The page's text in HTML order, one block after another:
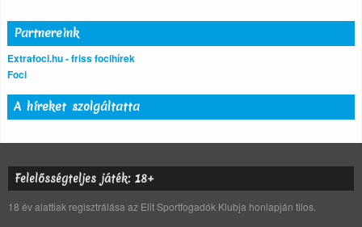
Partnereink
Extrafoci.hu - friss focihírek
Foci
A híreket szolgáltatta
Felelősségteljes játék: 18+
18 év alattiak regisztrálása az Elit Sportfogadók Klubja honlapján tilos.